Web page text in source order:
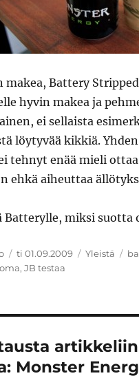
makea, Battery
hyvin makea ja
ei sellaista
löytyvää kikkiä.
tehnyt enää mieli
ehkä aiheuttaa
Batterylle, miksi suotta
Julkaistu
ti 01.09.2009 Kategoriat
Yleistä
,JB testaa
artikkeliin
Monster